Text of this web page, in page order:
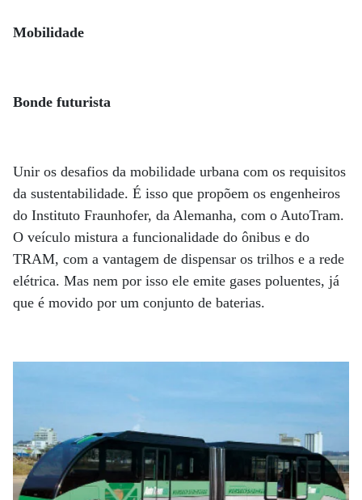
Mobilidade
Bonde futurista
Unir os desafios da mobilidade urbana com os requisitos
da sustentabilidade. É isso que propõem os engenheiros
do Instituto Fraunhofer, da Alemanha, com o AutoTram.
O veículo mistura a funcionalidade do ônibus e do
TRAM, com a vantagem de dispensar os trilhos e a rede
elétrica. Mas nem por isso ele emite gases poluentes, já
que é movido por um conjunto de baterias.